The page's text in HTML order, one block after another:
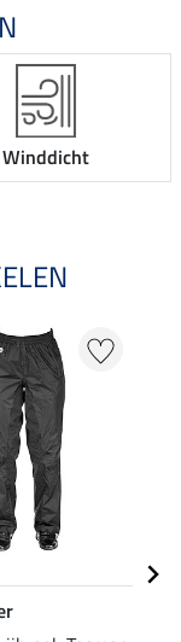
Winddicht